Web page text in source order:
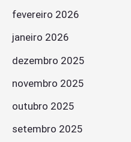
fevereiro 2026
janeiro 2026
dezembro 2025
novembro 2025
outubro 2025
setembro 2025